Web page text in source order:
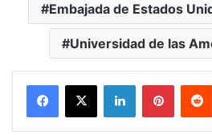
Embajada de Estados
Universidad de las
LinkedInPinterest